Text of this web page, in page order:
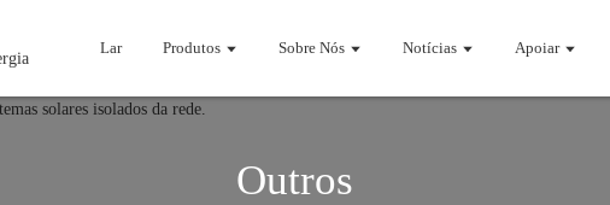
Lar Produtos Sobre Nós Notícias Apoiar
Outros